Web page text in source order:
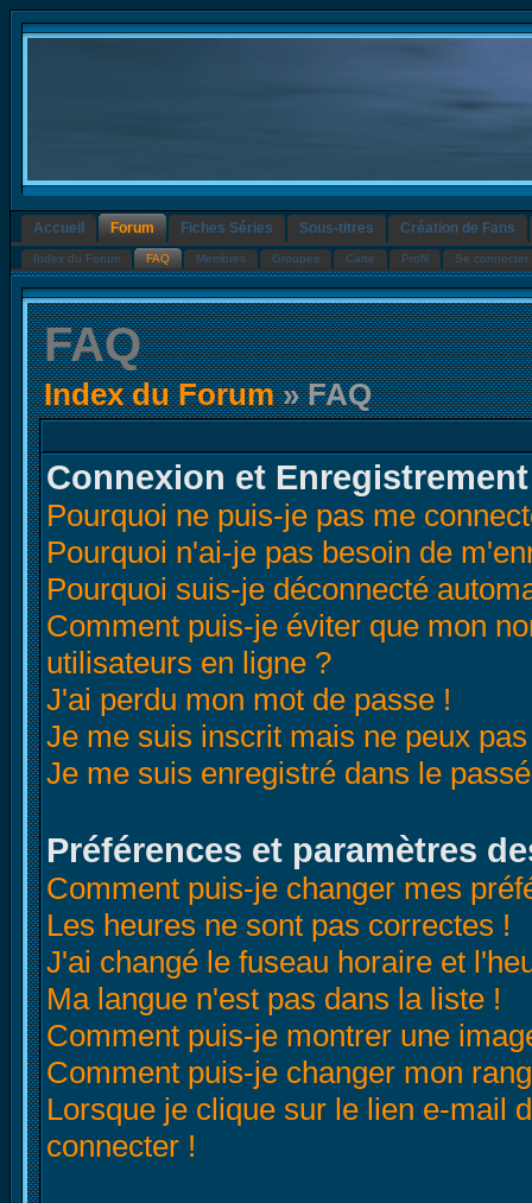
Accueil Forum Fiches Séries Sous-titres Création de Fans
Index du Forum FAQ Membres Groupes Carte Profil Se connecter
FAQ
Index du Forum» FAQ
Connexion et Enregistrement
Pourquoi ne puis-je pas me
Pourquoi n'ai-je pas besoin de
Pourquoi suis-je déconnecté
Comment puis-je éviter que mon
utilisateurs en ligne ?
J'ai perdu mon mot de passe !
Je me suis inscrit mais ne peux
Je me suis enregistré dans le
Préférences et paramètres
Comment puis-je changer mes
Les heures ne sont pas correctes !
J'ai changé le fuseau horaire et
Ma langue n'est pas dans la liste !
Comment puis-je montrer une
Comment puis-je changer mon
Lorsque je clique sur le lien e-mail
connecter !